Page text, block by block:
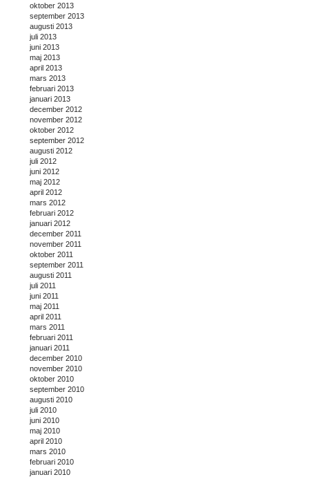
oktober 2013
september 2013
augusti 2013
juli 2013
juni 2013
maj 2013
april 2013
mars 2013
februari 2013
januari 2013
december 2012
november 2012
oktober 2012
september 2012
augusti 2012
juli 2012
juni 2012
maj 2012
april 2012
mars 2012
februari 2012
januari 2012
december 2011
november 2011
oktober 2011
september 2011
augusti 2011
juli 2011
juni 2011
maj 2011
april 2011
mars 2011
februari 2011
januari 2011
december 2010
november 2010
oktober 2010
september 2010
augusti 2010
juli 2010
juni 2010
maj 2010
april 2010
mars 2010
februari 2010
januari 2010